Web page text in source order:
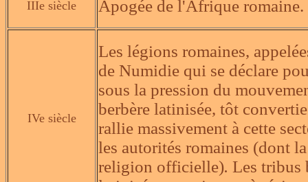
IIIe siècle Apogée de l'Afrique romaine.
IVe siècle
Les légions romaines,
de Numidie qui se déclare
sous la pression du
berbère latinisée, tôt
rallie massivement à cette
les autorités romaines (dont
religion officielle). Les tribus